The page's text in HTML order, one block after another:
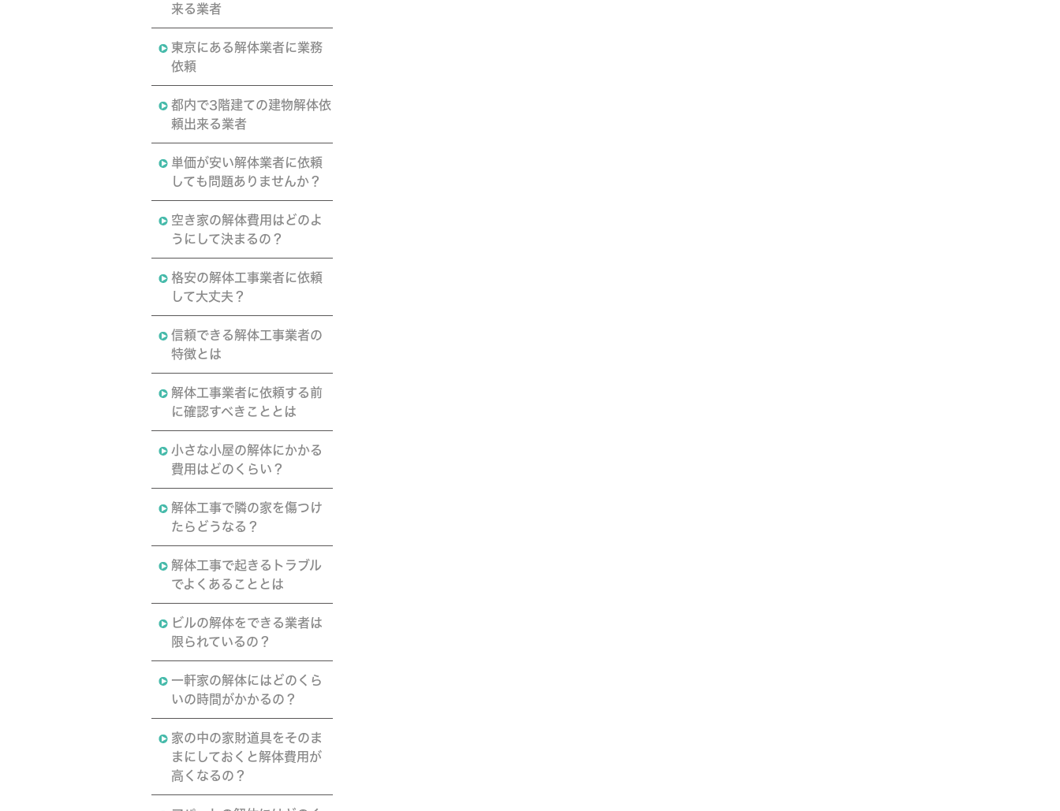
来る業者
東京にある解体業者に業務
依頼
都内で3階建ての建物解体依
頼出来る業者
単価が安い解体業者に依頼
しても問題ありませんか？
空き家の解体費用はどのよ
うにして決まるの？
格安の解体工事業者に依頼
して大丈夫？
信頼できる解体工事業者の
特徴とは
解体工事業者に依頼する前
に確認すべきこととは
小さな小屋の解体にかかる
費用はどのくらい？
解体工事で隣の家を傷つけ
たらどうなる？
解体工事で起きるトラブル
でよくあることとは
ビルの解体をできる業者は
限られているの？
一軒家の解体にはどのくら
いの時間がかかるの？
家の中の家財道具をそのま
まにしておくと解体費用が
高くなるの？